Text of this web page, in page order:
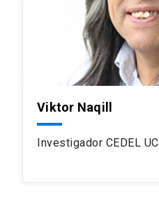
Viktor Naqill
Investigador CEDEL UC